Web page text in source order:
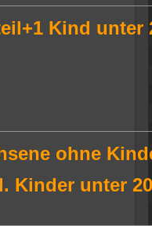
Kind unter
ohne
Kinder unter